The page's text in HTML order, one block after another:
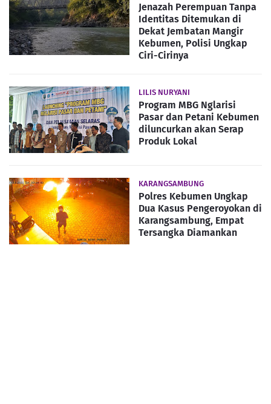
Jenazah Perempuan Tanpa
Identitas Ditemukan di
Dekat Jembatan Mangir
Kebumen, Polisi Ungkap
Ciri-Cirinya
LILIS NURYANI
Program MBG Nglarisi
Pasar dan Petani Kebumen
diluncurkan akan Serap
Produk Lokal
KARANGSAMBUNG
Polres Kebumen Ungkap
Dua Kasus Pengeroyokan di
Karangsambung, Empat
Tersangka Diamankan